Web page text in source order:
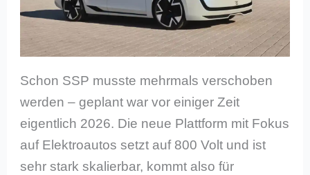
Schon SSP musste mehrmals verschoben
werden – geplant war vor einiger Zeit
eigentlich 2026. Die neue Plattform mit Fokus
auf Elektroautos setzt auf 800 Volt und ist
sehr stark skalierbar, kommt also für